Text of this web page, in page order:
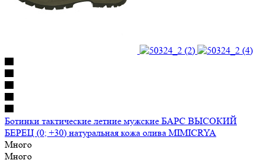
Ботинки тактические летние мужские БАРС ВЫСОКИЙ
БЕРЕЦ (0; +30) натуральная кожа олива MIMICRYA
Много
Много